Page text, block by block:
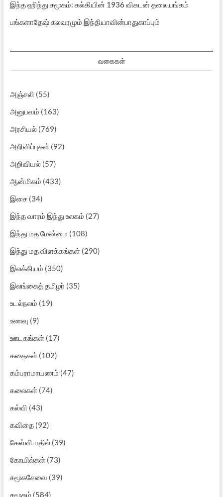
இந்த ஹிந்து சமூகம்: கல்கியின் 1936 விகடன் தலையங்கம்
பங்களாதேஷ் கலவரமும் இந்தியாவின்பாதுகாப்பும்
வகைகள்
அஞ்சலி (55)
அனுபவம் (163)
அரசியல்(769)
அறிவிப்புகள்(92)
அறிவியல்(57)
ஆன்மிகம் (433)
இசை(34)
இந்த வாரம் இந்து உலகம் (27)
இந்து மத மேன்மை (108)
இந்து மத விளக்கங்கள்(290)
இலக்கியம் (350)
இலங்கைத் தமிழர் (35)
உடல்நலம் (19)
உணவு (9)
ஊடகங்கள்(17)
கதைகள்(102)
கம்பராமாயணம் (47)
கலைகள்(74)
கல்வி (43)
கவிதை(92)
கேள்வி-பதில்(39)
கோயில்கள்(73)
சமூகசேவை (39)
சமூகம் (584)